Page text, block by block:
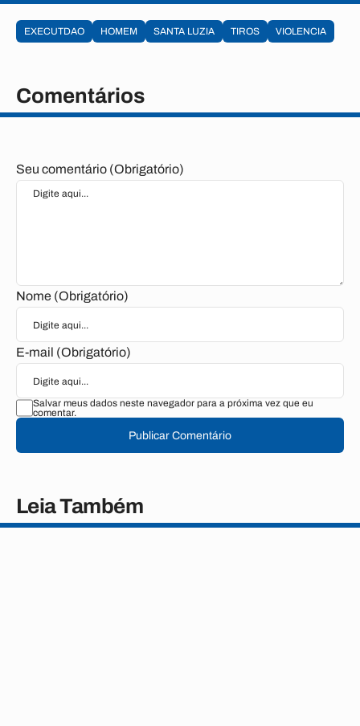
EXECUTDAO HOMEM SANTA LUZIA TIROS VIOLENCIA
Comentários
Seu comentário (Obrigatório)
Nome (Obrigatório)
E-mail (Obrigatório)
Salvar meus dados neste navegador para a próxima vez que eu
comentar.
Publicar Comentário
Leia Também